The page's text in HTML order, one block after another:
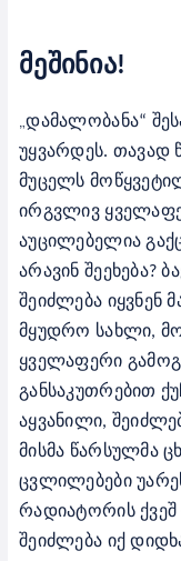
მეშინია!
„დამალობანა“
უყვარდეს.
მუცელს
ირგვლივ
აუცილებელია
არავინ შეეხება?
შეიძლება იყვნენ
მყუდრო სახლი,
ყველაფერი
განსაკუთრებით
აყვანილი,
მისმა წარსულმა
ცვლილებები
რადიატორის ქვეშ
შეიძლება იქ